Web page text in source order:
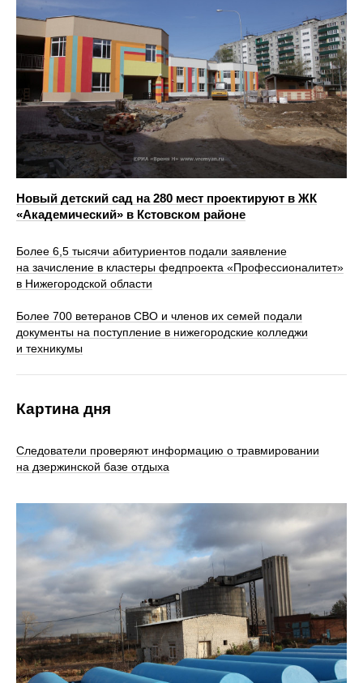
Новый детский сад на 280 мест проектируют в ЖК
«Академический» в Кстовском районе
Более 6,5 тысячи абитуриентов подали заявление
на зачисление в кластеры федпроекта «Профессионалитет»
в Нижегородской области
Более 700 ветеранов СВО и членов их семей подали
документы на поступление в нижегородские колледжи
и техникумы
Картина дня
Следователи проверяют информацию о травмировании
на дзержинской базе отдыха